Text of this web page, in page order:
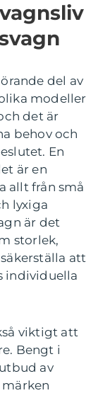
del av
modeller
det är
behov och
En
är en
allt från små
lyxiga
är det
storlek,
att
individuella
viktigt att
Bengt i
av